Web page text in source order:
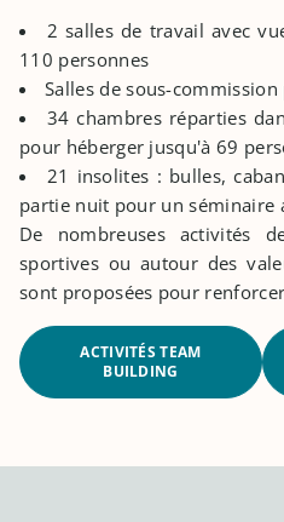
2 salles de travail avec
110 personnes
Salles de sous-
34 chambres réparties
pour héberger jusqu'à 69
21 insolites : bulles,
partie nuit pour un séminaire
De nombreuses activités
sportives ou autour des
sont proposées pour
ACTIVITÉS TEAM
BUILDING